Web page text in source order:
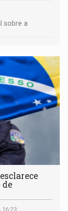
sobre a
de